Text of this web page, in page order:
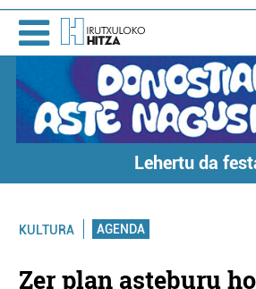
Lehertu da
KULTURA AGENDA
Zer plan asteburu